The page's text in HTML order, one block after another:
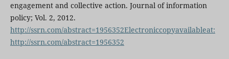
engagement and collective action. Journal of information
policy; Vol. 2, 2012.
http://ssrn.com/abstract=1956352Electroniccopyavailableat:
http://ssrn.com/abstract=1956352